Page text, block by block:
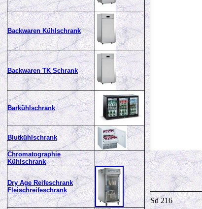
Backwaren Kühlschrank
Backwaren TK Schrank
Barkühlschrank
Blutkühlschrank
Chromatographie
Kühlschrank
Dry Age Reifeschrank
Fleischreifeschrank
Sd 216